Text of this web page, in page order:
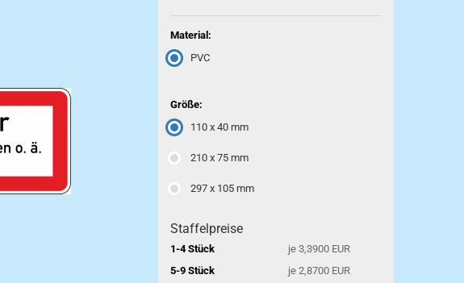
Material:
PVC
Größe:
110 x 40 mm
210 x 75 mm
297 x 105 mm
Staffelpreise
1-4 Stück
je 3,3900 EUR
5-9 Stück
je 2,8700 EUR